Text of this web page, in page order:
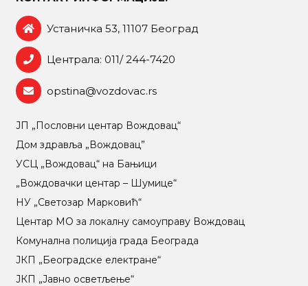
Устаничка 53, 11107 Београд
Централа: 011/ 244-7420
opstina@vozdovac.rs
ЈП „Пословни центар Вождовац“
Дом здравља „Вождовац”
УСЦ „Вождовац“ на Бањици
„Вождовачки центар – Шумице“
НУ „Светозар Марковић“
Центар МO за локалну самоуправу Вождовац
Комунална полиција града Београда
ЈКП „Београдске електране“
ЈКП „Јавно осветљење“